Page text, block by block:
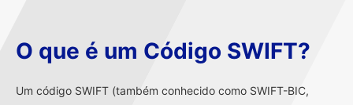
O que é um Código SWIFT?
Um código SWIFT (também conhecido como SWIFT-BIC,